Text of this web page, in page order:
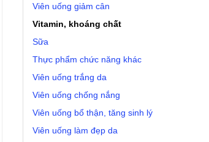
Viên uống giảm cân
Vitamin, khoáng chất
Sữa
Thực phẩm chức năng khác
Viên uống trắng da
Viên uống chống nắng
Viên uống bổ thận, tăng sinh lý
Viên uống làm đẹp da